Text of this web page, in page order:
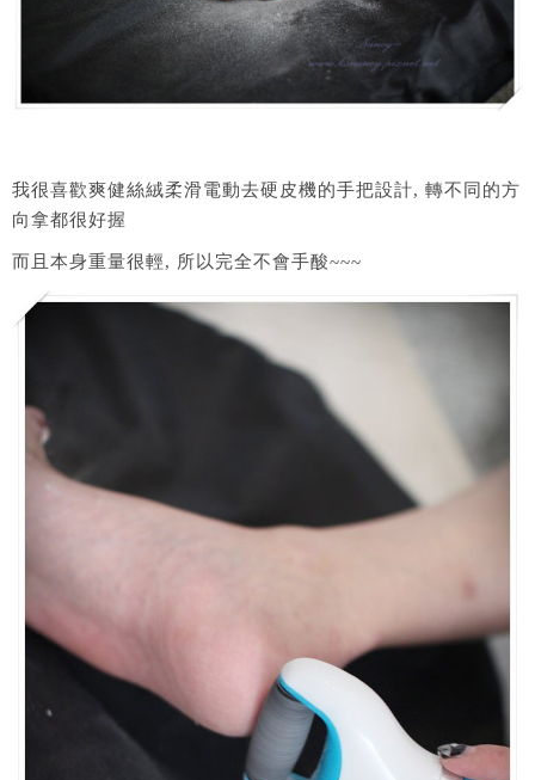
我很喜歡爽健絲絨柔滑電動去硬皮機的手把設計, 轉不同的方
向拿都很好握
而且本身重量很輕, 所以完全不會手酸~~~